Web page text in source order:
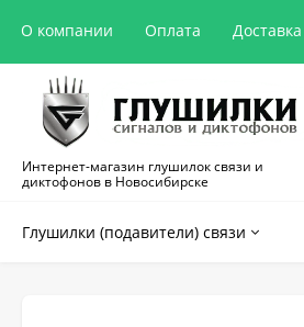
О компании Оплата Доставка
Интернет-магазин глушилок связи и
диктофонов в Новосибирске
Глушилки (подавители) связи